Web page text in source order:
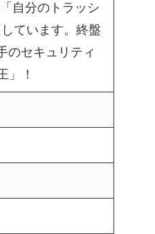
自分のトラッシ
ています。終盤
のセキュリティ
」！